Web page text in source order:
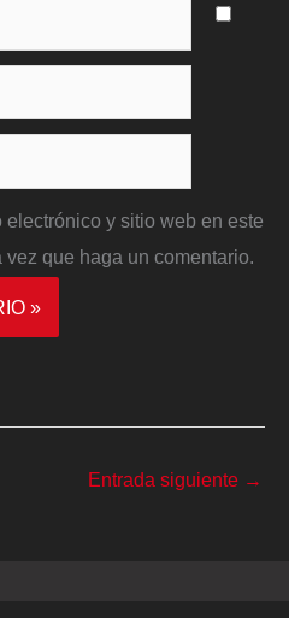
electrónico y sitio web en este
que haga un comentario.
Entrada siguiente →